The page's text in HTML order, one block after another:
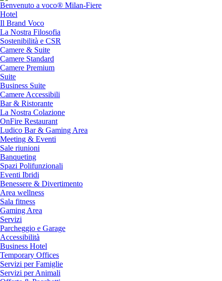
Benvenuto a voco® Milan-Fiere
Hotel
Il Brand Voco
La Nostra Filosofia
Sostenibilità e CSR
Camere & Suite
Camere Standard
Camere Premium
Suite
Business Suite
Camere Accessibili
Bar & Ristorante
La Nostra Colazione
OnFire Restaurant
Ludico Bar & Gaming Area
Meeting & Eventi
Sale riunioni
Banqueting
Spazi Polifunzionali
Eventi Ibridi
Benessere & Divertimento
Area wellness
Sala fitness
Gaming Area
Servizi
Parcheggio e Garage
Accessibilità
Business Hotel
Temporary Offices
Servizi per Famiglie
Servizi per Animali